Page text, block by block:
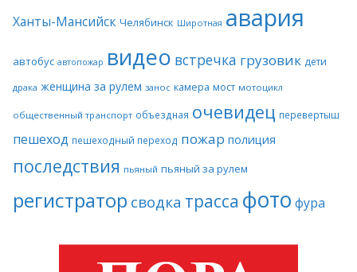
Ханты-Мансийск Челябинск Широтная авария
автобус автопожар видео встречка грузовик дети
драка женщина за рулем занос камера мост мотоцикл
общественный транспорт объездная очевидец перевертыш
пешеход пешеходный переход пожар полиция
последствия пьяный пьяный за рулем
регистратор сводка трасса фото фура